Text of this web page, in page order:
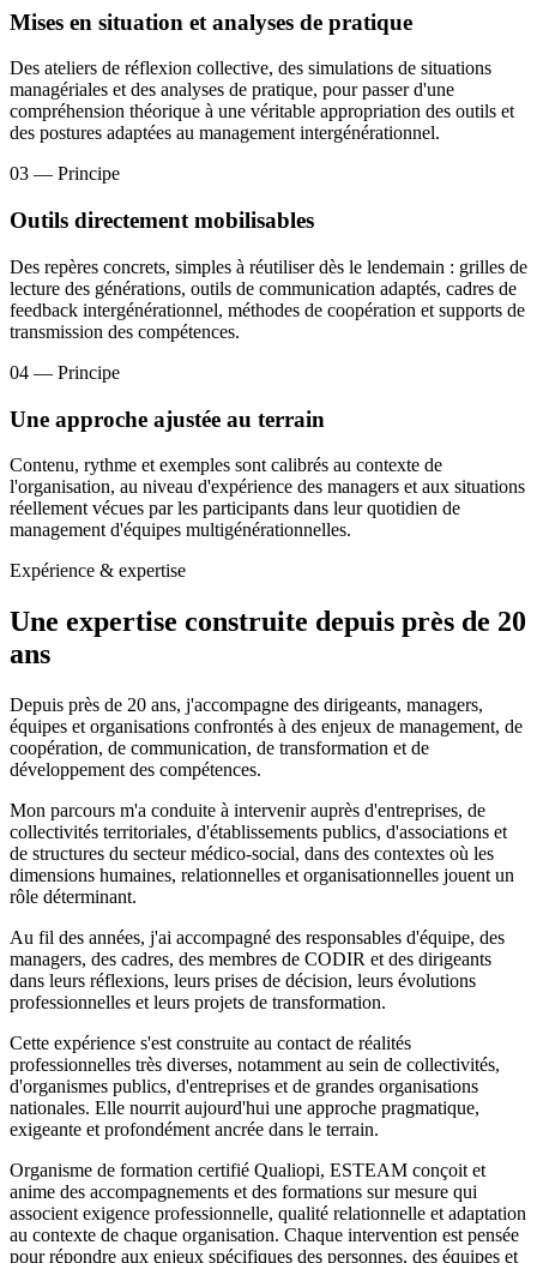
Mises en situation et analyses de pratique
Des ateliers de réflexion collective, des simulations de situations
managériales et des analyses de pratique, pour passer d'une
compréhension théorique à une véritable appropriation des outils et
des postures adaptées au management intergénérationnel.
03 — Principe
Outils directement mobilisables
Des repères concrets, simples à réutiliser dès le lendemain : grilles de
lecture des générations, outils de communication adaptés, cadres de
feedback intergénérationnel, méthodes de coopération et supports de
transmission des compétences.
04 — Principe
Une approche ajustée au terrain
Contenu, rythme et exemples sont calibrés au contexte de
l'organisation, au niveau d'expérience des managers et aux situations
réellement vécues par les participants dans leur quotidien de
management d'équipes multigénérationnelles.
Expérience & expertise
Une expertise construite depuis près de 20
ans
Depuis près de 20 ans, j'accompagne des dirigeants, managers,
équipes et organisations confrontés à des enjeux de management, de
coopération, de communication, de transformation et de
développement des compétences.
Mon parcours m'a conduite à intervenir auprès d'entreprises, de
collectivités territoriales, d'établissements publics, d'associations et
de structures du secteur médico-social, dans des contextes où les
dimensions humaines, relationnelles et organisationnelles jouent un
rôle déterminant.
Au fil des années, j'ai accompagné des responsables d'équipe, des
managers, des cadres, des membres de CODIR et des dirigeants
dans leurs réflexions, leurs prises de décision, leurs évolutions
professionnelles et leurs projets de transformation.
Cette expérience s'est construite au contact de réalités
professionnelles très diverses, notamment au sein de collectivités,
d'organismes publics, d'entreprises et de grandes organisations
nationales. Elle nourrit aujourd'hui une approche pragmatique,
exigeante et profondément ancrée dans le terrain.
Organisme de formation certifié Qualiopi, ESTEAM conçoit et
anime des accompagnements et des formations sur mesure qui
associent exigence professionnelle, qualité relationnelle et adaptation
au contexte de chaque organisation. Chaque intervention est pensée
pour répondre aux enjeux spécifiques des personnes, des équipes et